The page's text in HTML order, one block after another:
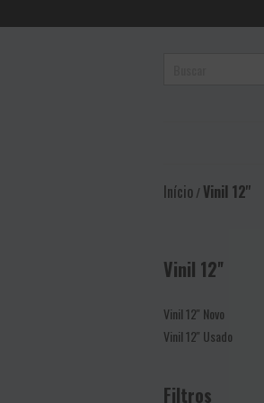
Início/Vinil 12''
Vinil 12''
Vinil 12'' Novo
Vinil 12'' Usado
Filtros